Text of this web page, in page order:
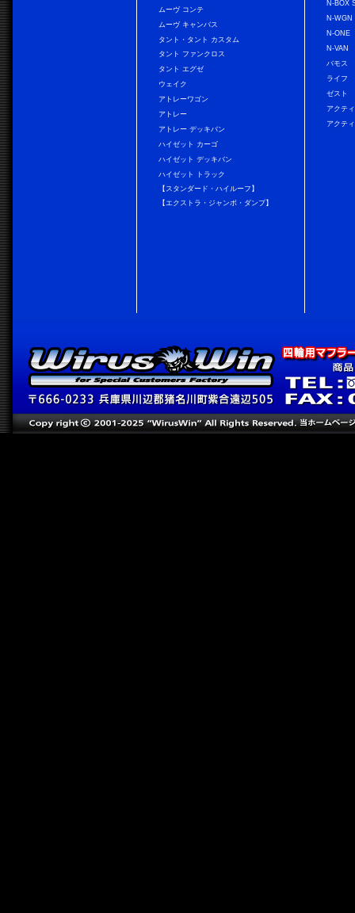
ムーヴ コンテ
ムーヴ キャンバス
タント・タント カスタム
タント ファンクロス
タント エグゼ
ウェイク
アトレーワゴン
アトレー
アトレー デッキバン
ハイゼット カーゴ
ハイゼット デッキバン
ハイゼット トラック
【スタンダード・ハイルーフ】
【エクストラ・ジャンボ・ダンプ】
N-BOX
N-WGN
N-ONE
N-VAN
バモス
ライフ
ゼスト
アクテ
アクテ